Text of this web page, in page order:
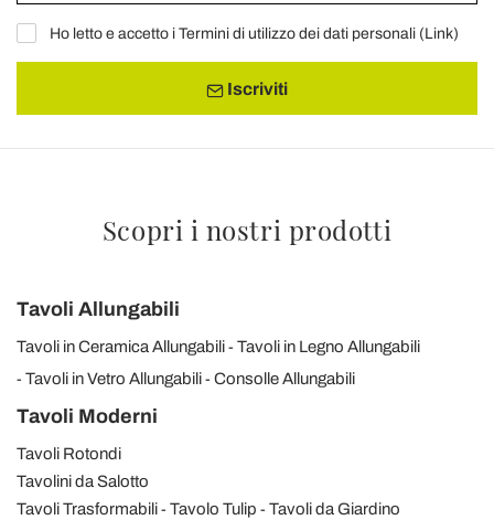
Ho letto e accetto i Termini di utilizzo dei dati personali (Link)
Iscriviti
Scopri i nostri prodotti
Tavoli Allungabili
Tavoli in Ceramica Allungabili
Tavoli in Legno Allungabili
Tavoli in Vetro Allungabili
Consolle Allungabili
Tavoli Moderni
Tavoli Rotondi
Tavolini da Salotto
Tavoli Trasformabili
Tavolo Tulip Tavoli da Giardino